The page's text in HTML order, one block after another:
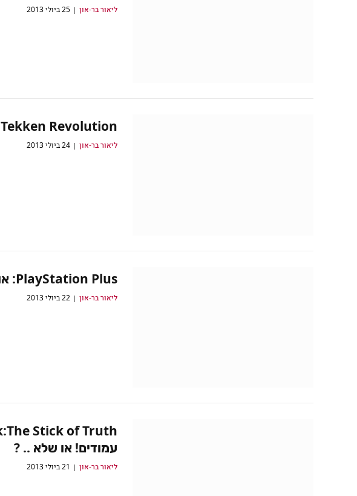
ליאור בר-און 25 ביולי 2013
Tekken Revolution: עדכון ראשון גדול. היום!
ליאור בר-און 24 ביולי 2013
PlayStation Plus: אוגוסט. יהיה חם!
ליאור בר-און 22 ביולי 2013
עמודים! או שלא .. ?
ליאור בר-און 21 ביולי 2013